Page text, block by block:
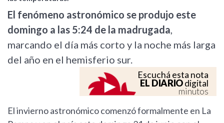
El fenómeno astronómico se produjo este
domingo a las 5:24 de la madrugada,
marcando el día más corto y la noche más larga
del año en el hemisferio sur.
Escuchá esta nota
EL DIARIOdigital
minutos
El invierno astronómico comenzó formalmente en La